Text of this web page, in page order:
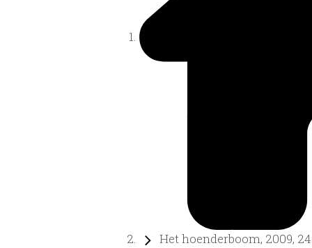
Het hoenderboom, 2009, 24